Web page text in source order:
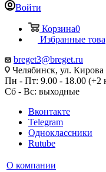
Войти
Корзина0
Избранные
breget3@breget.ru
Челябинск, ул.
Пн - Пт: 9.00 - 18.00 (+2
Сб - Вс: выходные
Вконтакте
Telegram
Одноклассники
Rutube
О компании